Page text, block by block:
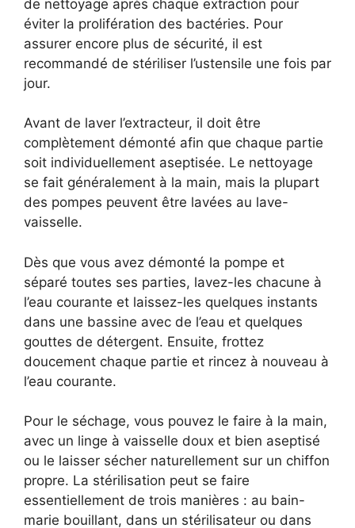
de nettoyage après chaque extraction pour
éviter la prolifération des bactéries. Pour
assurer encore plus de sécurité, il est
recommandé de stériliser l’ustensile une fois par
jour.
Avant de laver l’extracteur, il doit être
complètement démonté afin que chaque partie
soit individuellement aseptisée. Le nettoyage
se fait généralement à la main, mais la plupart
des pompes peuvent être lavées au lave-
vaisselle.
Dès que vous avez démonté la pompe et
séparé toutes ses parties, lavez-les chacune à
l’eau courante et laissez-les quelques instants
dans une bassine avec de l’eau et quelques
gouttes de détergent. Ensuite, frottez
doucement chaque partie et rincez à nouveau à
l’eau courante.
Pour le séchage, vous pouvez le faire à la main,
avec un linge à vaisselle doux et bien aseptisé
ou le laisser sécher naturellement sur un chiffon
propre. La stérilisation peut se faire
essentiellement de trois manières : au bain-
marie bouillant, dans un stérilisateur ou dans